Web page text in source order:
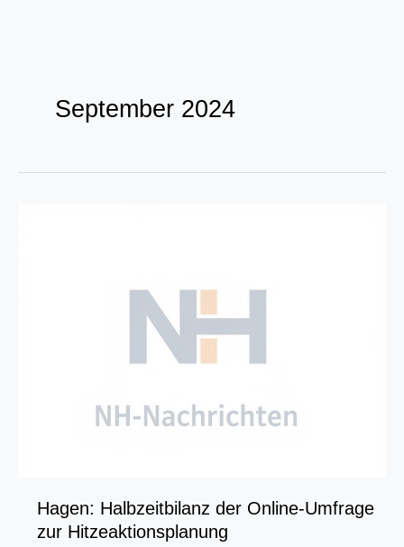
September 2024
Hagen: Halbzeitbilanz der Online-Umfrage
zur Hitzeaktionsplanung